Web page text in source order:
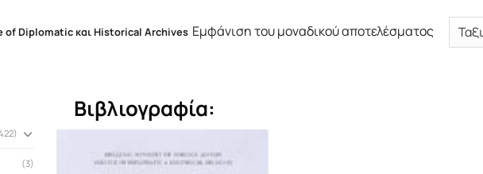
of Diplomatic και Historical Archives Εμφάνιση του μοναδικού αποτελέσματος
(3)
Βιβλιογραφία: